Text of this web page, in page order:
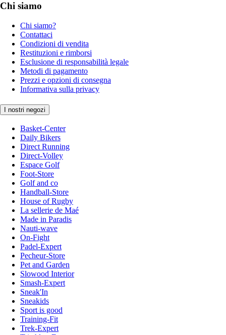
Chi siamo
Chi siamo?
Contattaci
Condizioni di vendita
Restituzioni e rimborsi
Esclusione di responsabilità legale
Metodi di pagamento
Prezzi e opzioni di consegna
Informativa sulla privacy
I nostri negozi
Basket-Center
Daily Bikers
Direct Running
Direct-Volley
Espace Golf
Foot-Store
Golf and co
Handball-Store
House of Rugby
La sellerie de Maé
Made in Paradis
Nauti-wave
On-Fight
Padel-Expert
Pecheur-Store
Pet and Garden
Slowood Interior
Smash-Expert
Sneak'In
Sneakids
Sport is good
Training-Fit
Trek-Expert